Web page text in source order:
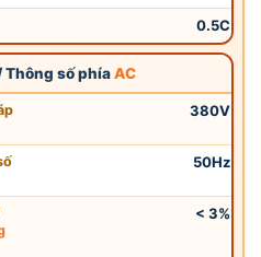
0.5C
Thông số phíaAC
380V
50Hz
< 3%